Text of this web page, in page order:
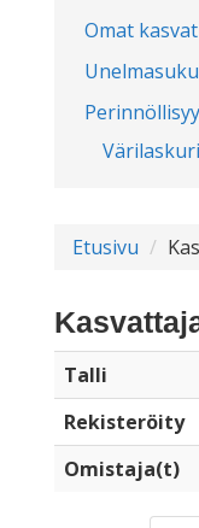
Omat
Unelmasuku
Värilaskuri
Etusivu
Talli
Rekisteröity
Omistaja(t)